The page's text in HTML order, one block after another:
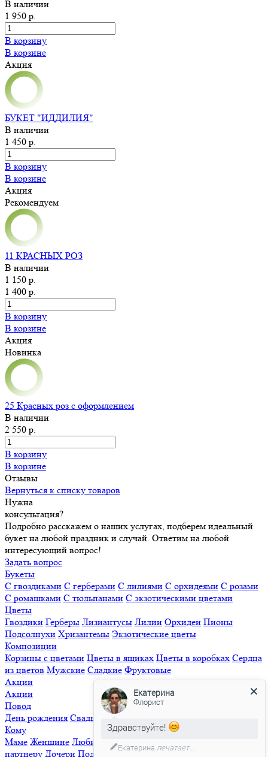
В наличии
1 950 р.
В корзину
В корзине
Акция
БУКЕТ "ИДДИЛИЯ"
В наличии
1 450 р.
В корзину
В корзине
Акция
Рекомендуем
11 КРАСНЫХ РОЗ
В наличии
1 150 р.
1 400 р.
В корзину
В корзине
Акция
Новинка
25 Красных роз с оформлением
В наличии
2 550 р.
В корзину
В корзине
Отзывы
Вернуться к списку товаров
Нужна
консультация?
Подробно расскажем о наших услугах, подберем идеальный
букет на любой праздник и случай. Ответим на любой
интересующий вопрос!
Задать вопрос
Букеты
С гвоздиками С герберами С лилиями С орхидеями С розами
С ромашками С тюльпанами С экзотическими цветами
Цветы
Гвоздики Герберы Лизиантусы Лилии Орхидеи Пионы
Подсолнухи Хризантемы Экзотические цветы
Композиции
Корзины с цветами Цветы в ящиках Цветы в коробках Сердца
из цветов Мужские Сладкие Фруктовые
Акции
Акции
Повод
День рождения Свадьба Свидание
Кому
Маме Женщине Любимой Семье
партнеру Дочери Подруге
Екатерина
Флорист
Здравствуйте!
Екатерина печатает...